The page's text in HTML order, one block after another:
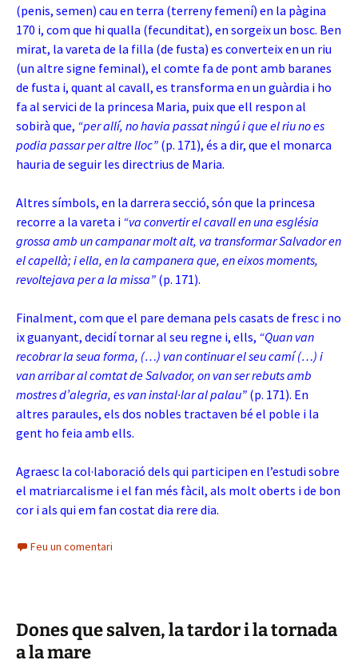
(penis, semen) cau en terra (terreny femení) en la pàgina
170 i, com que hi qualla (fecunditat), en sorgeix un bosc. Ben
mirat, la vareta de la filla (de fusta) es converteix en un riu
(un altre signe feminal), el comte fa de pont amb baranes
de fusta i, quant al cavall, es transforma en un guàrdia i ho
fa al servici de la princesa Maria, puix que ell respon al
sobirà que, “per allí, no havia passat ningú i que el riu no es
podia passar per altre lloc” (p. 171), és a dir, que el monarca
hauria de seguir les directrius de Maria.
Altres símbols, en la darrera secció, són que la princesa
recorre a la vareta i “va convertir el cavall en una església
grossa amb un campanar molt alt, va transformar Salvador en
el capellà; i ella, en la campanera que, en eixos moments,
revoltejava per a la missa” (p. 171).
Finalment, com que el pare demana pels casats de fresc i no
ix guanyant, decidí tornar al seu regne i, ells, “Quan van
recobrar la seua forma, (…) van continuar el seu camí (…) i
van arribar al comtat de Salvador, on van ser rebuts amb
mostres d’alegria, es van instal·lar al palau” (p. 171). En
altres paraules, els dos nobles tractaven bé el poble i la
gent ho feia amb ells.
Agraesc la col·laboració dels qui participen en l’estudi sobre
el matriarcalisme i el fan més fàcil, als molt oberts i de bon
cor i als qui em fan costat dia rere dia.
Feu un comentari
Dones que salven, la tardor i la tornada
a la mare